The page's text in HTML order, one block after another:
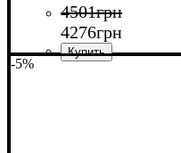
4501грн
4276грн
-5%